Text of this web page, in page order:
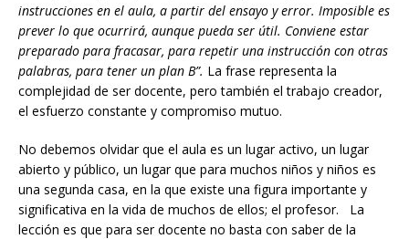
instrucciones en el aula, a partir del ensayo y error. Imposible es
prever lo que ocurrirá, aunque pueda ser útil. Conviene estar
preparado para fracasar, para repetir una instrucción con otras
palabras, para tener un plan B”. La frase representa la
complejidad de ser docente, pero también el trabajo creador,
el esfuerzo constante y compromiso mutuo.
No debemos olvidar que el aula es un lugar activo, un lugar
abierto y público, un lugar que para muchos niños y niños es
una segunda casa, en la que existe una figura importante y
significativa en la vida de muchos de ellos; el profesor. La
lección es que para ser docente no basta con saber de la